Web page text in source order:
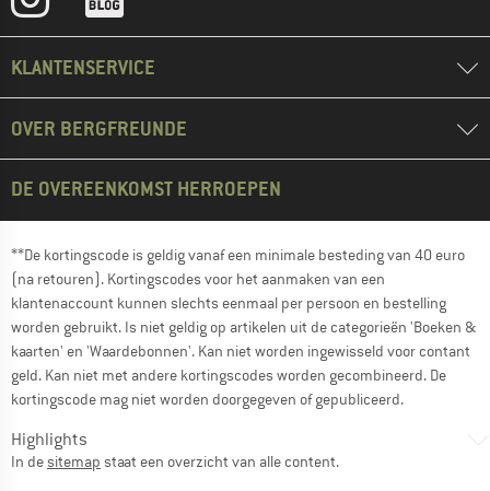
KLANTENSERVICE
OVER BERGFREUNDE
DE OVEREENKOMST HERROEPEN
**De kortingscode is geldig vanaf een minimale besteding van 40 euro
(na retouren). Kortingscodes voor het aanmaken van een
klantenaccount kunnen slechts eenmaal per persoon en bestelling
worden gebruikt. Is niet geldig op artikelen uit de categorieën 'Boeken &
kaarten' en 'Waardebonnen'. Kan niet worden ingewisseld voor contant
geld. Kan niet met andere kortingscodes worden gecombineerd. De
kortingscode mag niet worden doorgegeven of gepubliceerd.
Highlights
In desitemap staat een overzicht van alle content.